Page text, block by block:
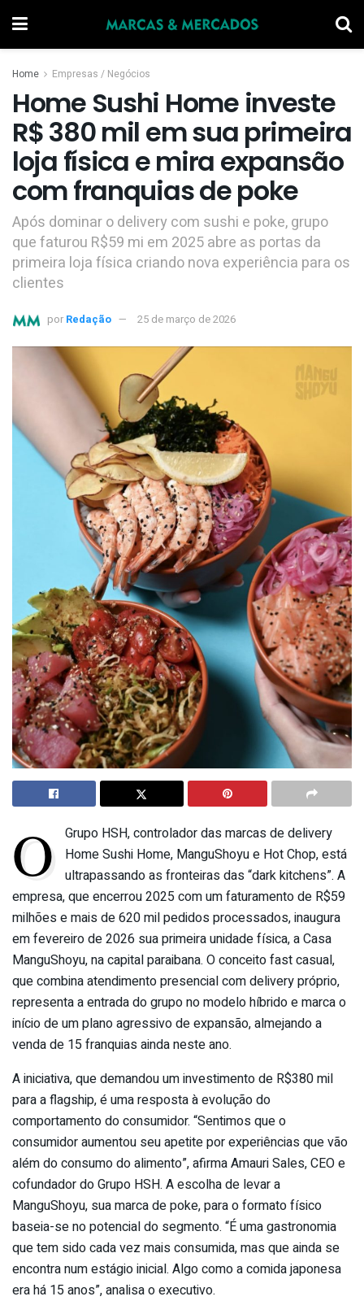
Home Empresas / Negócios
Home Sushi Home investe
R$ 380 mil em sua primeira
loja física e mira expansão
com franquias de poke
Após dominar o delivery com sushi e poke, grupo
que faturou R$59 mi em 2025 abre as portas da
primeira loja física criando nova experiência para os
clientes
por Redação 25 de março de 2026
O
Grupo HSH, controlador das marcas de delivery
Home Sushi Home, ManguShoyu e Hot Chop, está
ultrapassando as fronteiras das “dark kitchens”. A
empresa, que encerrou 2025 com um faturamento de R$59
milhões e mais de 620 mil pedidos processados, inaugura
em fevereiro de 2026 sua primeira unidade física, a Casa
ManguShoyu, na capital paraibana. O conceito fast casual,
que combina atendimento presencial com delivery próprio,
representa a entrada do grupo no modelo híbrido e marca o
início de um plano agressivo de expansão, almejando a
venda de 15 franquias ainda neste ano.
A iniciativa, que demandou um investimento de R$380 mil
para a flagship, é uma resposta à evolução do
comportamento do consumidor. “Sentimos que o
consumidor aumentou seu apetite por experiências que vão
além do consumo do alimento”, afirma Amauri Sales, CEO e
cofundador do Grupo HSH. A escolha de levar a
ManguShoyu, sua marca de poke, para o formato físico
baseia-se no potencial do segmento. “É uma gastronomia
que tem sido cada vez mais consumida, mas que ainda se
encontra num estágio inicial. Algo como a comida japonesa
era há 15 anos”, analisa o executivo.